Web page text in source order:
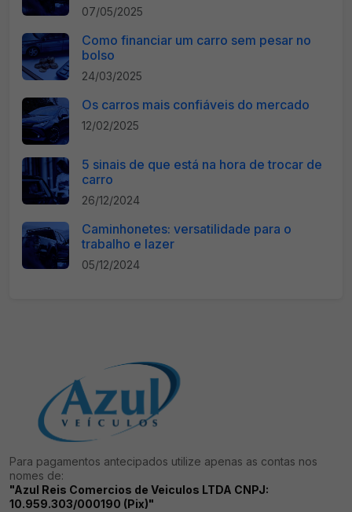
07/05/2025
Como financiar um carro sem pesar no
bolso
24/03/2025
Os carros mais confiáveis do mercado
12/02/2025
5 sinais de que está na hora de trocar de
carro
26/12/2024
Caminhonetes: versatilidade para o
trabalho e lazer
05/12/2024
Para pagamentos antecipados utilize apenas as contas nos
nomes de:
"Azul Reis Comercios de Veiculos LTDA CNPJ:
10.959.303/000190 (Pix)"